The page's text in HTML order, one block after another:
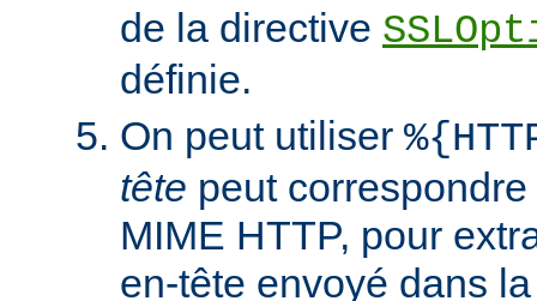
de la directive
définie.
On peut utiliser
tête peut
MIME HTTP, pour
en-tête envoyé dans